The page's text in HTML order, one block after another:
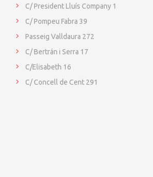
C/ President Lluís Company 1
C/ Pompeu Fabra 39
Passeig Valldaura 272
C/ Bertrán i Serra 17
C/Elisabeth 16
C/ Concell de Cent 291